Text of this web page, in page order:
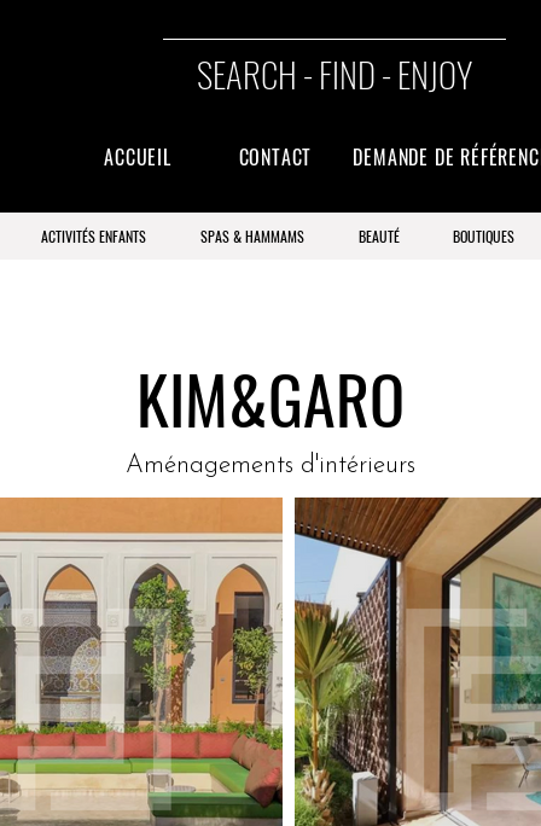
SEARCH - FIND - ENJOY
ACCUEIL CONTACT DEMANDE DE
ACTIVITÉS ENFANTS SPAS & HAMMAMS BEAUTÉ BOUTIQUES
KIM&GARO
Aménagements d'intérieurs